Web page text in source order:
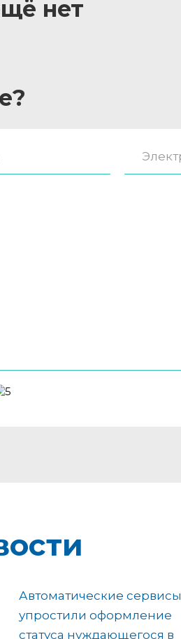
нет
Автоматические сервисы
упростили оформление
статуса нуждающегося в